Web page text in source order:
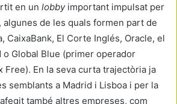
en un lobbyimportant impulsat per
de les quals formen part de
CaixaBank, El Corte Inglés, Oracle, el
o Global Blue (primer operador
Free). En la seva curta trajectòria ja
semblants a Madrid i Lisboa i per la
també altres empreses, com